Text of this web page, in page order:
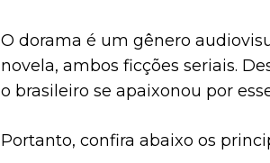
O dorama é um gênero
novela, ambos ficções seriais.
o brasileiro se apaixonou por
Portanto, confira abaixo os